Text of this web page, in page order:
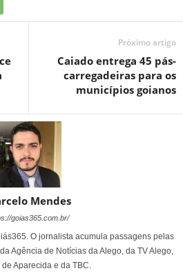
Próximo artigo
Caiado entrega 45 pás-
carregadeiras para os
municípios goianos
Mendes
goias365.com.br/
O jornalista acumula passagens pelas
Agência de Notícias da Alego, da TV Alego,
Aparecida e da TBC.